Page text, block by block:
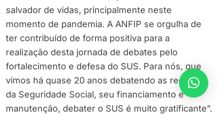
salvador de vidas, principalmente neste
momento de pandemia. A ANFIP se orgulha de
ter contribuído de forma positiva para a
realização desta jornada de debates pelo
fortalecimento e defesa do SUS. Para nós, que
vimos há quase 20 anos debatendo as receitas
da Seguridade Social, seu financiamento e
manutenção, debater o SUS é muito gratificante”.